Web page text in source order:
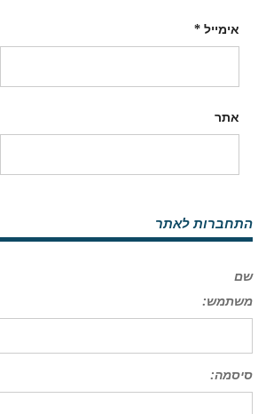
אימייל *
אתר
התחברות לאתר
שם
משתמש:
סיסמה: